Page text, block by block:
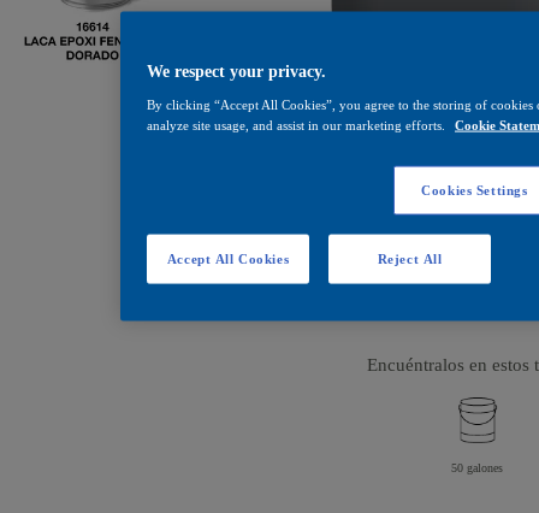
Laca epoxi fenólica
Encuéntralos en estos
50 galones
We respect your privacy.
By clicking “Accept All Cookies”, you agree to the storing of
analyze site usage, and assist in our marketing efforts.
Cookie
Cookies Settings
Reject All
Accept All Cookies